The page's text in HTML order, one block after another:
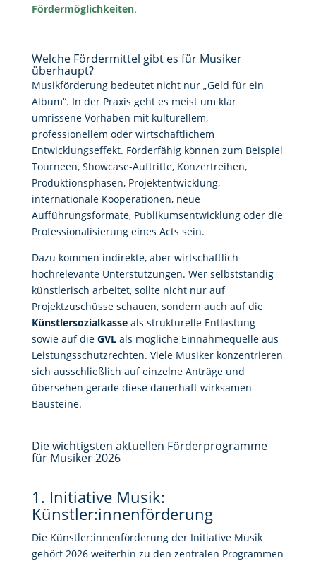
Fördermöglichkeiten.
Welche Fördermittel gibt es für Musiker
überhaupt?
Musikförderung bedeutet nicht nur „Geld für ein
Album“. In der Praxis geht es meist um klar
umrissene Vorhaben mit kulturellem,
professionellem oder wirtschaftlichem
Entwicklungseffekt. Förderfähig können zum Beispiel
Tourneen, Showcase-Auftritte, Konzertreihen,
Produktionsphasen, Projektentwicklung,
internationale Kooperationen, neue
Aufführungsformate, Publikumsentwicklung oder die
Professionalisierung eines Acts sein.
Dazu kommen indirekte, aber wirtschaftlich
hochrelevante Unterstützungen. Wer selbstständig
künstlerisch arbeitet, sollte nicht nur auf
Projektzuschüsse schauen, sondern auch auf die
Künstlersozialkasseals strukturelle Entlastung
sowie auf die GVLals mögliche Einnahmequelle aus
Leistungsschutzrechten. Viele Musiker konzentrieren
sich ausschließlich auf einzelne Anträge und
übersehen gerade diese dauerhaft wirksamen
Bausteine.
Die wichtigsten aktuellen Förderprogramme
für Musiker 2026
1. Initiative Musik:
Künstler:innenförderung
Die Künstler:innenförderung der Initiative Musik
gehört 2026 weiterhin zu den zentralen Programmen